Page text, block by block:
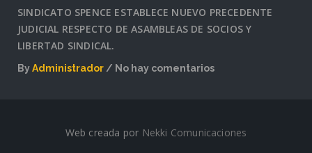
BANCO
CHILE
SINDICATO SPENCE ESTABLECE NUEVO PRECEDENTE
JUDICIAL RESPECTO DE ASAMBLEAS DE SOCIOS Y
LIBERTAD SINDICAL.
ByAdministrador
No hay comentarios
NUEVO
Web creada por Nekki Comunicaciones